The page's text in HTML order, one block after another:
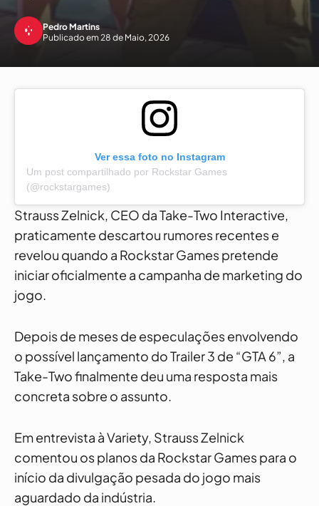
Pedro Martins
Publicado em 28 de Maio, 2026
Ver essa foto no Instagram
Um post compartilhado por Rockstar Games
(@rockstargames)
Strauss Zelnick, CEO da Take-Two Interactive,
praticamente descartou rumores recentes e
revelou quando a Rockstar Games pretende
iniciar oficialmente a campanha de marketing do
jogo.
Depois de meses de especulações envolvendo
o possível lançamento do Trailer 3 de “GTA 6”, a
Take-Two finalmente deu uma resposta mais
concreta sobre o assunto.
Em entrevista à Variety, Strauss Zelnick
comentou os planos da Rockstar Games para o
início da divulgação pesada do jogo mais
aguardado da indústria.